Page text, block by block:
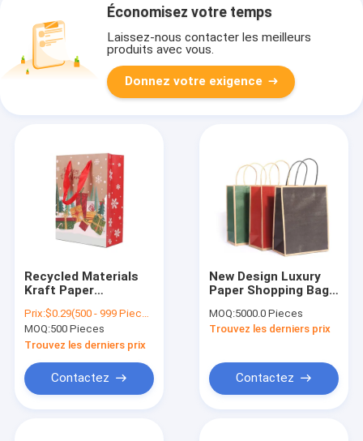
Économisez votre temps
Laissez-nous contacter les meilleurs
produits avec vous.
Donnez votre exigence
Recycled Materials
Kraft Paper
Packaging Bag
Christmas
Decoration
Christmas Candy
Snack Storage Bag
Prix:$0.29(500 - 999 Pieces) $0.27(1000 - 2999 Pieces) $0.24(3000 - 9999 Pieces) $0.07(>=10000 Pieces)
MOQ:500 Pieces
Trouvez les derniers prix
Contactez
New Design Luxury
Paper Shopping Bag
Customized Logo
Two Sides With Hot
Custom Printed
MOQ:5000.0 Pieces
Trouvez les derniers prix
Contactez